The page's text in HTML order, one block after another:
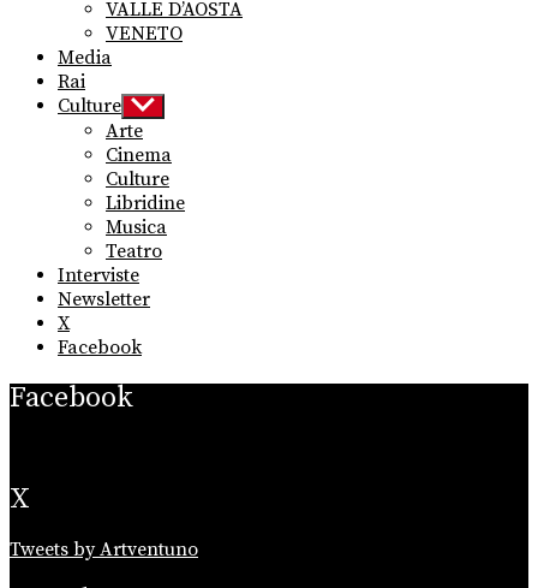
VALLE D’AOSTA
VENETO
Media
Rai
Culture Show
sub
menu
Arte
Cinema
Culture
Libridine
Musica
Teatro
Interviste
Newsletter
X
Facebook
Facebook
X
Tweets by Artventuno